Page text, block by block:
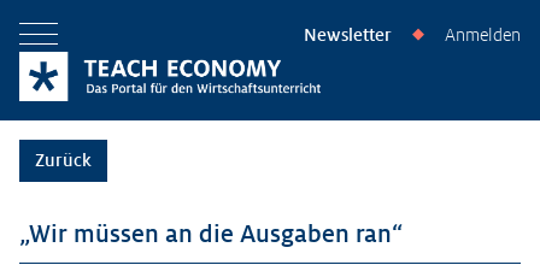
Menü öffnen Newsletter ◆ Anmelden
Zurück
„Wir müssen an die Ausgaben ran“